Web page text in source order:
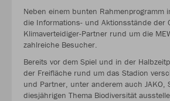
Neben einem bunten Rahmenprogramm
die Informations- und Aktionsstände der
Klimaverteidiger-Partner rund um die
zahlreiche Besucher.
Bereits vor dem Spiel und in der
der Freifläche rund um das Stadion
und Partner, unter anderem auch JAKO,
diesjährigen Thema Biodiversität